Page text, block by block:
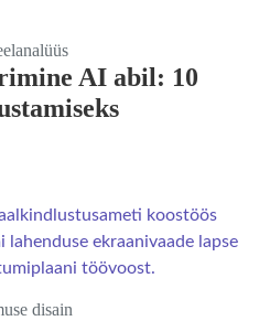
AI abil: 10
disain